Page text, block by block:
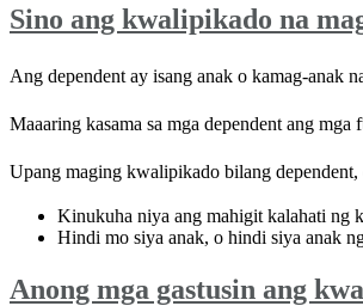
Sino ang kwalipikado na
Ang dependent ay isang anak o kamag-anak
Maaaring kasama sa mga dependent ang
Upang maging kwalipikado bilang dependent,
Kinukuha niya ang mahigit kalahati ng
Hindi mo siya anak, o hindi siya anak
Anong mga gastusin ang